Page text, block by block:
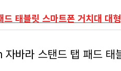
태블릿 스마트폰 거치대 대형